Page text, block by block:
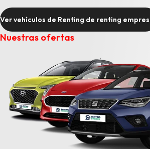
Ver vehículos de Renting de renting
Nuestras ofertas